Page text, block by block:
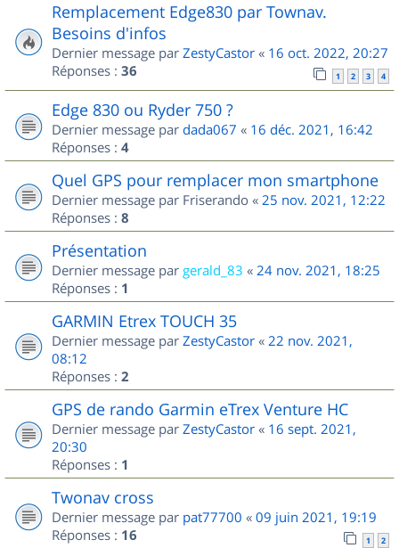
Remplacement Edge830 par Townav.
Besoins d'infos
Dernier message par ZestyCastor « 16 oct. 2022, 20:27
Réponses : 36 1 2 3 4
Edge 830 ou Ryder 750 ?
Dernier message par dada067 « 16 déc. 2021, 16:42
Réponses : 4
Quel GPS pour remplacer mon smartphone
Dernier message par Friserando « 25 nov. 2021, 12:22
Réponses : 8
Présentation
Dernier message par gerald_83 « 24 nov. 2021, 18:25
Réponses : 1
GARMIN Etrex TOUCH 35
Dernier message par ZestyCastor « 22 nov. 2021,
08:12
Réponses : 2
GPS de rando Garmin eTrex Venture HC
Dernier message par ZestyCastor « 16 sept. 2021,
20:30
Réponses : 1
Twonav cross
Dernier message par pat77700 « 09 juin 2021, 19:19
Réponses : 16 1 2